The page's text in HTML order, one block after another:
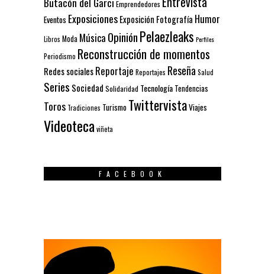
Emprendedores
Eventos ExposicionesExposición Fotografía Humor
Libros Moda Música OpiniónPelaezleaks Perfiles
Periodismo Reconstrucción de momentos
Redes socialesReportaje Reportajes Reseña Salud
Series Sociedad Solidaridad Tecnología Tendencias
Toros Tradiciones Turismo TwittervistaViajes
Videoteca viñeta
FACEBOOK